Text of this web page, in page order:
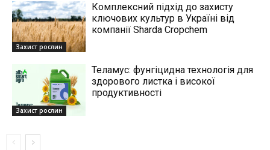
Захист рослин
Комплексний підхід до захисту
ключових культур в Україні від
компанії Sharda Cropchem
Захист рослин
Теламус: фунгіцидна технологія для
здорового листка і високої
продуктивності